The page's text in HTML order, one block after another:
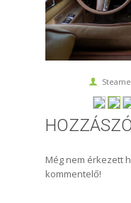
Még nem érkezett
kommentelő!